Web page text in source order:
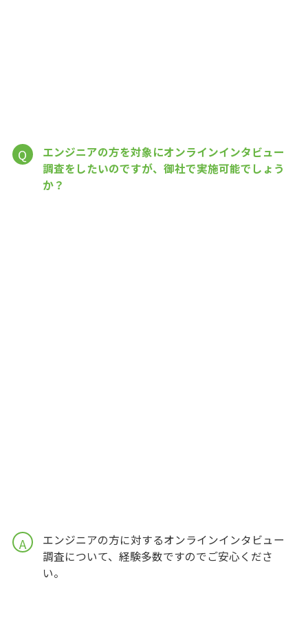
Q
エンジニアの方を対象にオンラインインタビュー
調査をしたいのですが、御社で実施可能でしょう
か？
A
エンジニアの方に対するオンラインインタビュー
調査について、経験多数ですのでご安心くださ
い。